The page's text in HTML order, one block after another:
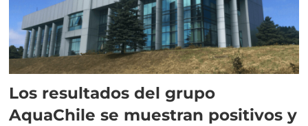
Los resultados del grupo
AquaChile se muestran positivos y